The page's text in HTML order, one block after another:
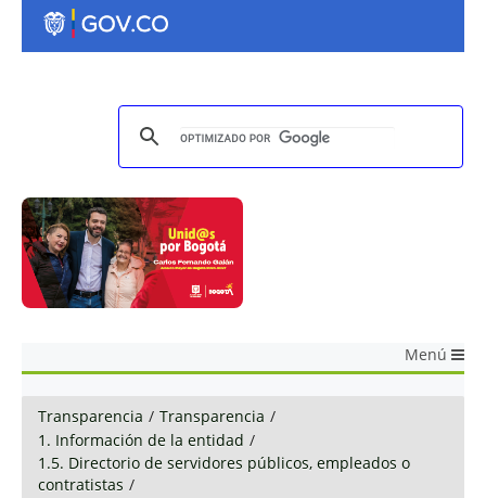
Menú
Transparencia / Transparencia /
1. Información de la entidad /
1.5. Directorio de servidores públicos, empleados o
contratistas /